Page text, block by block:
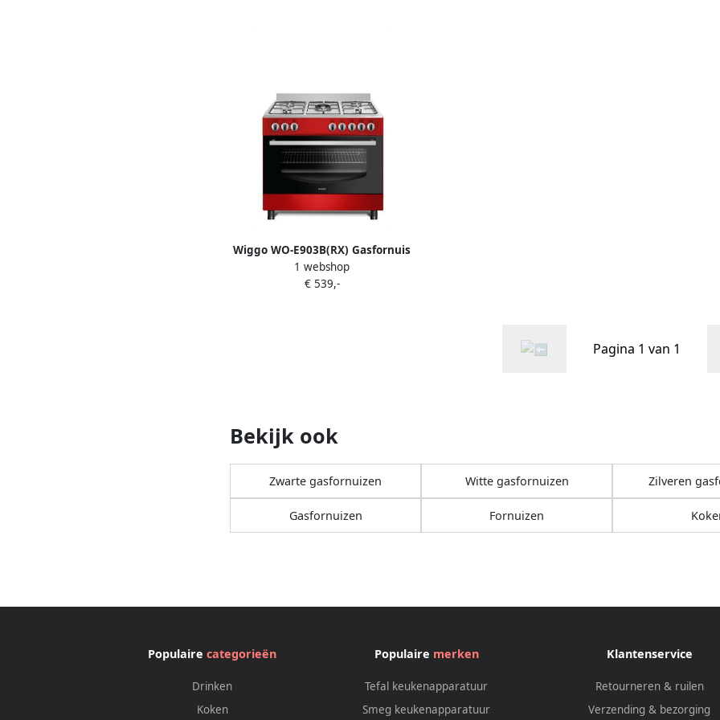
Wiggo WO-E903B(RX) Gasfornuis
5 Kookzones 5 Ovenstanden
Wokbrander Timer 5 Jaar
1 webshop
€ 539,-
Pagina 1 van 1
Bekijk ook
Zwarte gasfornuizen Witte gasfornuizen Zilveren
Gasfornuizen Fornuizen
Populairecategorieën
Drinken
Koken
Populaire merken
Tefal keukenapparatuur
Smeg keukenapparatuur
Klantenservice
Retourneren & ruilen
Verzending & bezorging